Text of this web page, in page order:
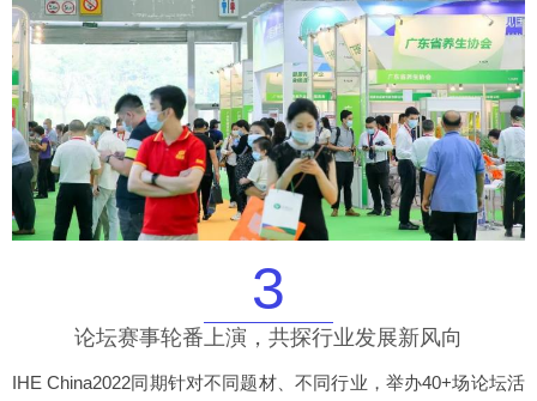
3
论坛赛事轮番上演，共探行业发展新风向
IHE China2022同期针对不同题材、不同行业，举办40+场论坛活